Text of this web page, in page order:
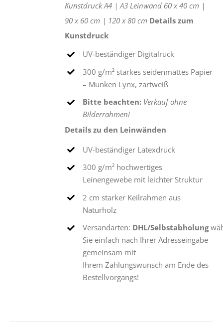
KunstdruckA4 |A3Leinwand 60 x 40 cm |
90 x 60 cm | 120 x 80 cm Details zum
Kunstdruck
UV-beständiger Digitalruck
300 g/m² starkes seidenmattes Papier
– Munken Lynx, zartweiß
Bitte beachten: Verkauf ohne
Bilderrahmen!
Details zu den Leinwänden
UV-beständiger Latexdruck
300 g/m² hochwertiges
Leinengewebe mit leichter Struktur
2 cm starker Keilrahmen aus
Naturholz
Versandarten: DHL/Selbstabholung
Sie einfach nach Ihrer Adresseingabe
gemeinsam mit
Ihrem Zahlungswunsch am Ende des
Bestellvorgangs!